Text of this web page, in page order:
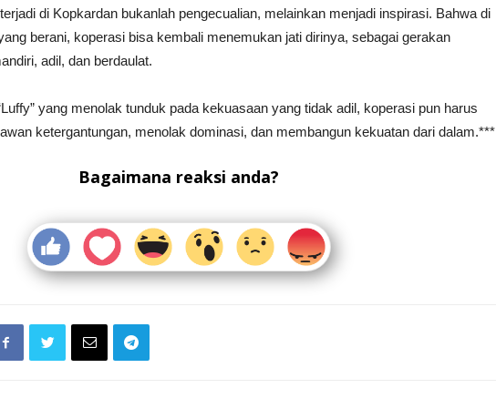
di Kopkardan bukanlah pengecualian, melainkan menjadi inspirasi. Bahwa di
berani, koperasi bisa kembali menemukan jati dirinya, sebagai gerakan
adil, dan berdaulat.
yang menolak tunduk pada kekuasaan yang tidak adil, koperasi pun harus
ketergantungan, menolak dominasi, dan membangun kekuatan dari dalam.***
Bagaimana reaksi anda?